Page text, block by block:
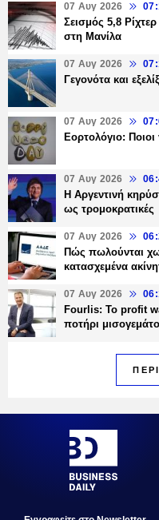
07 Αυγ 2026
Σεισμός 5,8
στη Μανίλα
07 Αυγ 2026
Γεγονότα και
07 Αυγ 2026
Εορτολόγιο:
07 Αυγ 2026
Η Αργεντινή
ως τρομοκρατικές
07 Αυγ 2026
Πώς πωλούνται
κατασχεμένα
07 Αυγ 2026
Fourlis: Το profit
ποτήρι μισογεμάτο